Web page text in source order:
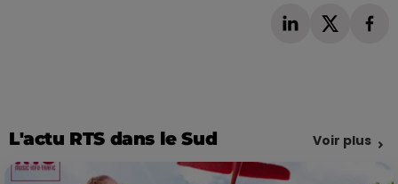
L'actu RTS dans le Sud Voir plus